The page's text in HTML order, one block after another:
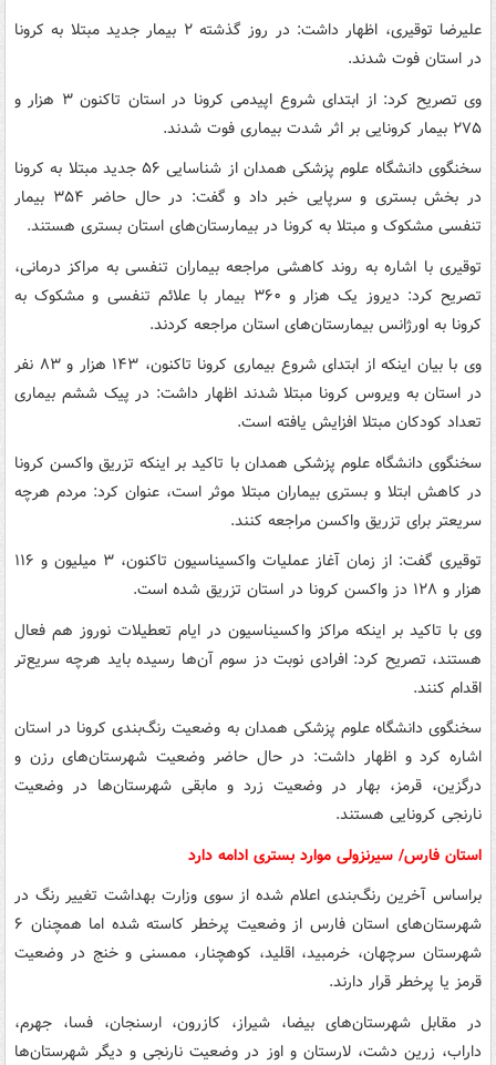
علیرضا توقیری، اظهار داشت: در روز گذشته ۲ بیمار جدید مبتلا به کرونا
در استان فوت شدند.
وی تصریح کرد: از ابتدای شروع اپیدمی کرونا در استان تاکنون ۳ هزار و
۲۷۵ بیمار کرونایی بر اثر شدت بیماری فوت شدند.
سخنگوی دانشگاه علوم پزشکی همدان از شناسایی ۵۶ جدید مبتلا به کرونا
در بخش بستری و سرپایی خبر داد و گفت: در حال حاضر ۳۵۴ بیمار
تنفسی مشکوک و مبتلا به کرونا در بیمارستان‌های استان بستری هستند.
توقیری با اشاره به روند کاهشی مراجعه بیماران تنفسی به مراکز درمانی،
تصریح کرد: دیروز یک هزار و ۳۶۰ بیمار با علائم‌ تنفسی و مشکوک به
کرونا به اورژانس بیمارستان‌های استان مراجعه کردند.
وی با بیان اینکه از ابتدای شروع بیماری کرونا تاکنون، ۱۴۳ هزار و ۸۳ نفر
در استان به ویروس کرونا مبتلا شدند اظهار داشت: در پیک ششم بیماری
تعداد کودکان مبتلا افزایش یافته است.
سخنگوی دانشگاه علوم پزشکی همدان با تاکید بر اینکه تزریق واکسن کرونا
در کاهش ابتلا و بستری بیماران مبتلا موثر است، عنوان کرد: مردم هرچه
سریعتر برای تزریق واکسن مراجعه کنند.
توقیری گفت: از زمان آغاز عملیات واکسیناسیون تاکنون، ۳ میلیون و ۱۱۶
هزار و ۱۲۸ دز واکسن کرونا در استان تزریق شده است.
وی با تاکید بر اینکه مراکز واکسیناسیون در ایام تعطیلات نوروز هم فعال
هستند، تصریح کرد: افرادی نوبت دز سوم آن‌ها رسیده باید هرچه سریع‌تر
اقدام کنند.
سخنگوی دانشگاه علوم پزشکی همدان به وضعیت رنگ‌بندی کرونا در استان
اشاره کرد و اظهار داشت: در حال حاضر وضعیت شهرستان‌های رزن و
درگزین، قرمز، بهار در وضعیت زرد و مابقی شهرستان‌ها در وضعیت
نارنجی کرونایی هستند.
استان فارس/ سیرنزولی موارد بستری ادامه دارد
براساس آخرین رنگ‌بندی اعلام شده از سوی وزارت بهداشت تغییر رنگ در
شهرستان‌های استان فارس از وضعیت پرخطر کاسته شده اما همچنان ۶
شهرستان سرچهان، خرمبید، اقلید، کوهچنار، ممسنی و خنج در وضعیت
قرمز یا پرخطر قرار دارند.
در مقابل شهرستان‌های بیضا، شیراز، کازرون، ارسنجان، فسا، جهرم،
داراب، زرین دشت، لارستان و اوز در وضعیت نارنجی و دیگر شهرستان‌ها